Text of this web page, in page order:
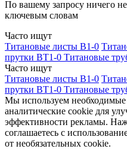
По вашему запросу ничего
ключевым словам
Часто ищут
Титановые листы В1-0
прутки ВТ1-0 Титановые
Часто ищут
Титановые листы В1-0
прутки ВТ1-0 Титановые
Мы используем необходимые
аналитические cookie для
эффективности рекламы.
соглашаетесь с
от необязательных cookie.